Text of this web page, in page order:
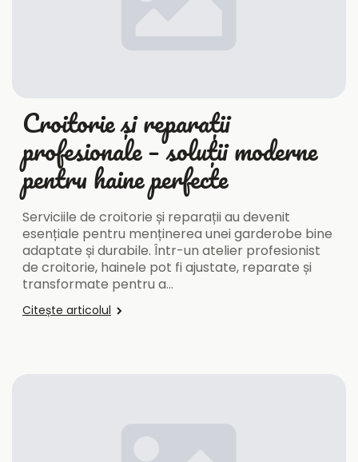
Croitorie și reparații
profesionale – soluții moderne
pentru haine perfecte
Serviciile de croitorie și reparații au devenit
esențiale pentru menținerea unei garderobe bine
adaptate și durabile. Într-un atelier profesionist
de croitorie, hainele pot fi ajustate, reparate și
transformate pentru a…
Citește articolul